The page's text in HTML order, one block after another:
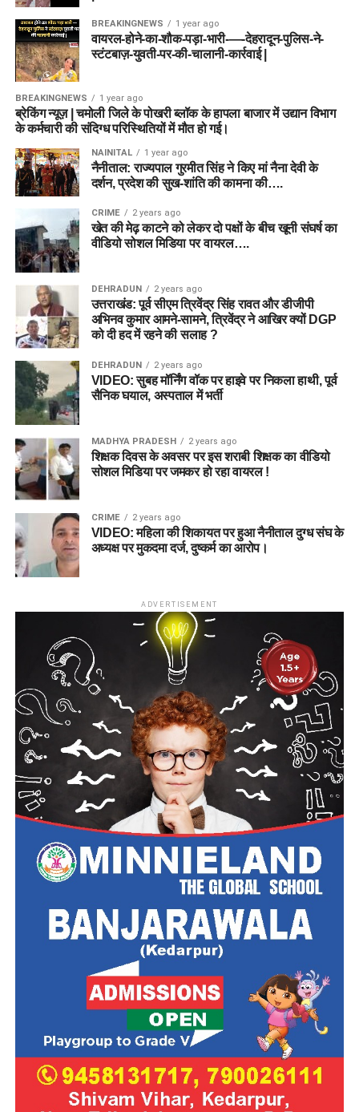
BREAKINGNEWS 1 year ago
वायरल-होने-का-शौक-पड़ा-भारी-—-देहरादून-पुलिस-ने-
स्टंटबाज़-युवती-पर-की-चालानी-कार्रवाई |
BREAKINGNEWS 1 year ago
ब्रेकिंग न्यूज़ | चमोली जिले के पोखरी ब्लॉक के हापला बाजार में उद्यान विभाग
के कर्मचारी की संदिग्ध परिस्थितियों में मौत हो गई।
NAINITAL 1 year ago
नैनीताल: राज्यपाल गुरमीत सिंह ने किए मां नैना देवी के
दर्शन, प्रदेश की सुख-शांति की कामना की….
CRIME 2 years ago
खेत की मेढ़ काटने को लेकर दो पक्षों के बीच खूनी संघर्ष का
वीडियो सोशल मिडिया पर वायरल….
DEHRADUN 2 years ago
उत्तराखंड: पूर्व सीएम त्रिवेंद्र सिंह रावत और डीजीपी
अभिनव कुमार आमने-सामने, त्रिवेंद्र ने आखिर क्यों DGP
को दी हद में रहने की सलाह ?
DEHRADUN 2 years ago
VIDEO: सुबह मॉर्निंग वॉक पर हाइवे पर निकला हाथी, पूर्व
सैनिक घयाल, अस्पताल में भर्ती
MADHYA PRADESH 2 years ago
शिक्षक दिवस के अवसर पर इस शराबी शिक्षक का वीडियो
सोशल मिडिया पर जमकर हो रहा वायरल !
CRIME 2 years ago
VIDEO: महिला की शिकायत पर हुआ नैनीताल दुग्ध संघ के
अध्यक्ष पर मुकदमा दर्ज, दुष्कर्म का आरोप।
ADVERTISEMENT